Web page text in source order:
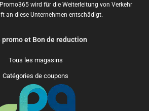
wird für die Weiterleitung von Verkehr
an diese Unternehmen entschädigt.
promo et Bon de reduction
Tous les magasins
Catégories de coupons